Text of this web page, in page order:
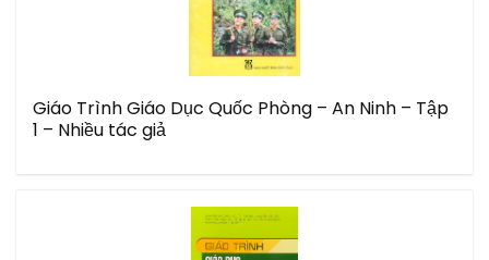
Giáo Trình Giáo Dục Quốc Phòng – An Ninh – Tập
1 – Nhiều tác giả